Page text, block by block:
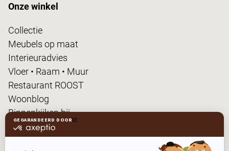
Onze winkel
Collectie
Meubels op maat
Interieuradvies
Vloer • Raam • Muur
Restaurant ROOST
Woonblog
Binnenkijken bij...
FanPas